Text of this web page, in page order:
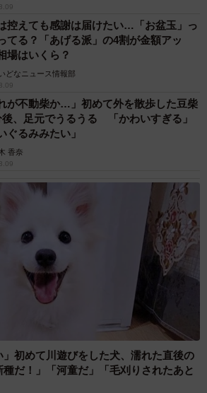
x.com/on_gutti
しゃもじと同じ加工が施されてるん
残してしまう人間がいる」という問
ステムで対応する』という姿勢に好
fQJgGth9vv
控えても感謝は届けたい…「お盆玉」っ
てる？「あげる派」の4割が金額アッ
場はいくら？
どなニュース情報部
れが不動柴か…」初めて外を散歩した豆柴
、足元でうるうる 「かわいすぎる」
ぐるみみたい」
香奈
」初めて川遊びをした犬、濡れた直後の
だ！」「河童だ」「毛刈りされたあと